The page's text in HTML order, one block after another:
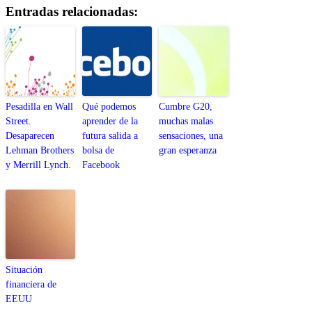
Entradas relacionadas:
Pesadilla en Wall
Street.
Desaparecen
Lehman Brothers
y Merrill Lynch.
Qué podemos
aprender de la
futura salida a
bolsa de
Facebook
Cumbre G20,
muchas malas
sensaciones, una
gran esperanza
Situación
financiera de
EEUU